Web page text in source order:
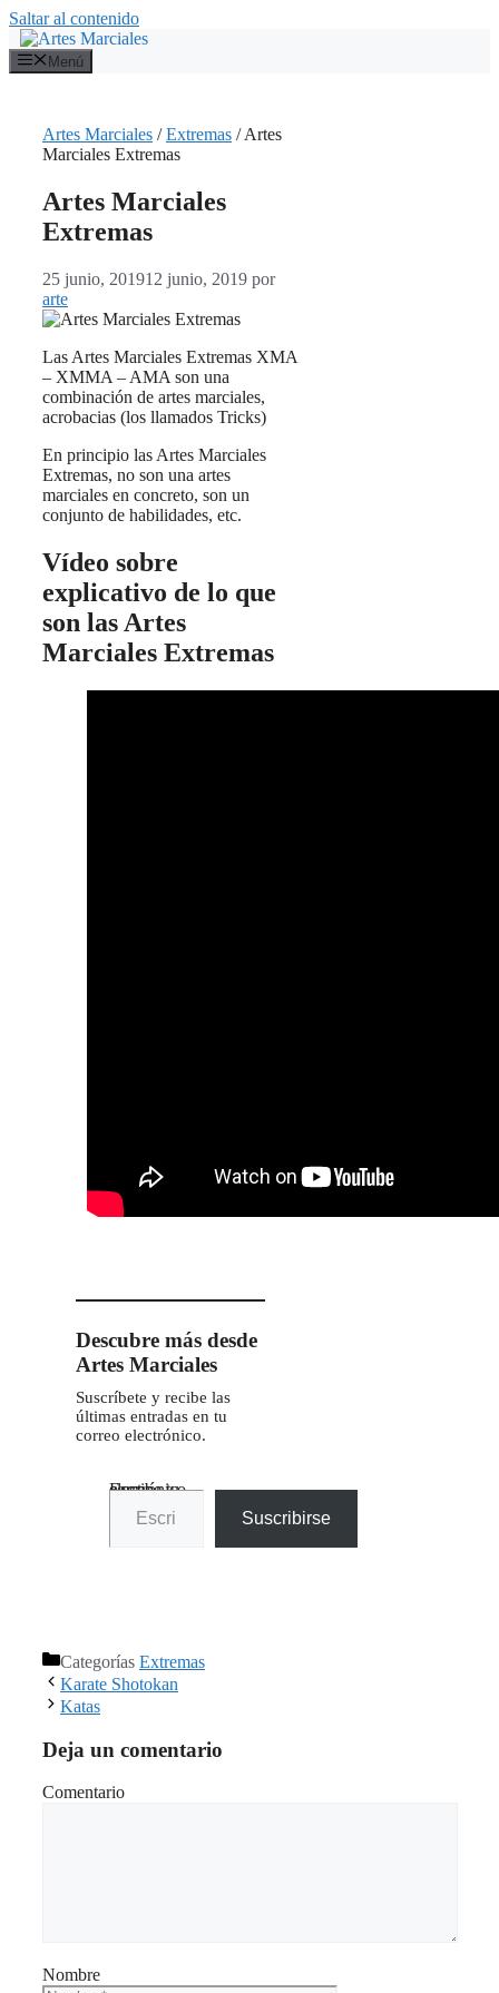
Saltar al contenido
Menú
Artes Marciales /Extremas /Artes
Marciales Extremas
Artes Marciales
Extremas
25 junio, 201912 junio, 2019 por
arte
Las Artes Marciales Extremas XMA
– XMMA – AMA son una
combinación de artes marciales,
acrobacias (los llamados Tricks)
En principio las Artes Marciales
Extremas, no son una artes
marciales en concreto, son un
conjunto de habilidades, etc.
Vídeo sobre
explicativo de lo que
son las Artes
Marciales Extremas
Descubre más desde
Artes Marciales
Suscríbete y recibe las
últimas entradas en tu
correo electrónico.
Escribe tu correo electrónico…
Suscribirse
Categorías Extremas
Karate Shotokan
Katas
Deja un comentario
Comentario
Nombre